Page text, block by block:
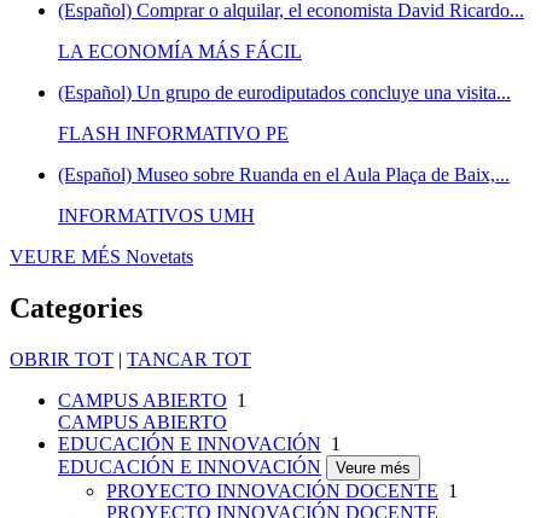
(Español) Comprar o alquilar, el economista David Ricardo...
LA ECONOMÍA MÁS FÁCIL
(Español) Un grupo de eurodiputados concluye una visita...
FLASH INFORMATIVO PE
(Español) Museo sobre Ruanda en el Aula Plaça de Baix,...
INFORMATIVOS UMH
VEURE MÉS Novetats
Categories
OBRIR TOT | TANCAR TOT
CAMPUS ABIERTO 1
CAMPUS ABIERTO
EDUCACIÓN E INNOVACIÓN 1
EDUCACIÓN E INNOVACIÓN
Veure més
PROYECTO INNOVACIÓN DOCENTE 1
PROYECTO INNOVACIÓN DOCENTE